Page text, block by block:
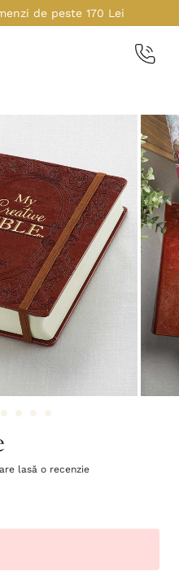
de peste 170 Lei
lasă o recenzie